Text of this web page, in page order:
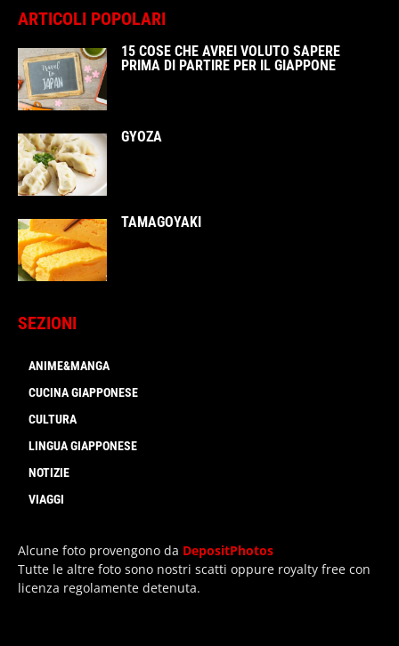
ARTICOLI POPOLARI
15 COSE CHE AVREI VOLUTO SAPERE
PRIMA DI PARTIRE PER IL GIAPPONE
GYOZA
TAMAGOYAKI
SEZIONI
ANIME&MANGA
CUCINA GIAPPONESE
CULTURA
LINGUA GIAPPONESE
NOTIZIE
VIAGGI
Alcune foto provengono da DepositPhotos
Tutte le altre foto sono nostri scatti oppure royalty free con
licenza regolamente detenuta.